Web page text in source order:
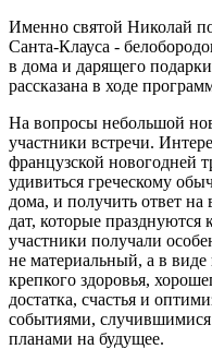
Именно святой Николай
Санта-Клауса -
в дома и дарящего
рассказана в ходе
На вопросы небольшой
участники встречи.
французской новогодней
удивиться греческому
дома, и получить ответ на
дат, которые празднуются
участники получали
не материальный, а в
крепкого здоровья,
достатка, счастья и
событиями, случившимися
планами на будущее.